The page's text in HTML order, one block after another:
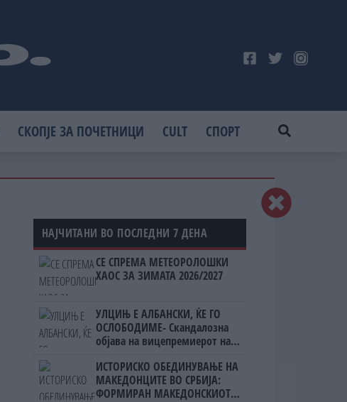
СКОПЈЕ ЗА ПОЧЕТНИЦИ CULT СПОРТ
НАЈЧИТАНИ ВО ПОСЛЕДНИ 7 ДЕНА
СЕ СПРЕМА МЕТЕОРОЛОШКИ
ХАОС ЗА ЗИМАТА 2026/2027
УЛЦИЊ Е АЛБАНСКИ, ЌЕ ГО
ОСЛОБОДИМЕ- Скандалозна
објава на вицепремиерот на
ИСТОРИСКО ОБЕДИНУВАЊЕ НА
МАКЕДОНЦИТЕ ВО СРБИЈА:
ФОРМИРАН МАКЕДОНСКИОТ